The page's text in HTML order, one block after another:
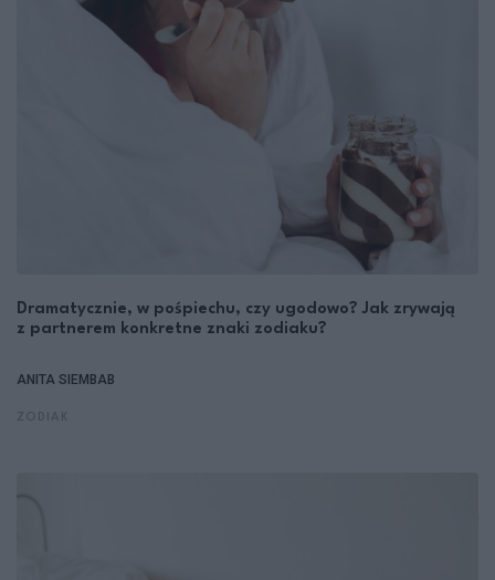
Dramatycznie, w pośpiechu, czy ugodowo? Jak zrywają
z partnerem konkretne znaki zodiaku?
ANITA SIEMBAB